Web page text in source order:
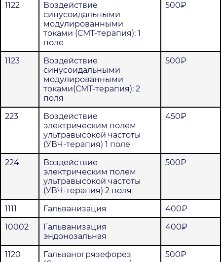
1122
Воздействие
синусоидальными
модулированными
токами (СМТ-терапия): 1
поле
500₽
1123
Воздействие
синусоидальными
модулированными
токами(СМТ-терапия): 2
поля
500₽
223
Воздействие
электрическим полем
ультравысокой частоты
(УВЧ-терапия) 1 поле
450₽
224
Воздействие
электрическим полем
ультравысокой частоты
(УВЧ-терапия) 2 поля
500₽
1111 Гальванизация
400₽
10002
Гальванизация
эндонозальная
400₽
1120
Гальваногрязефорез
500₽